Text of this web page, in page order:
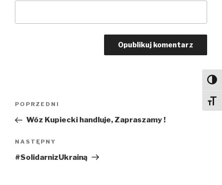
Poprzedni
wpis
POPRZEDNI
Wóz Kupiecki handluje, Zapraszamy !
Następny
wpis
NASTĘPNY
#SolidarnizUkrainą